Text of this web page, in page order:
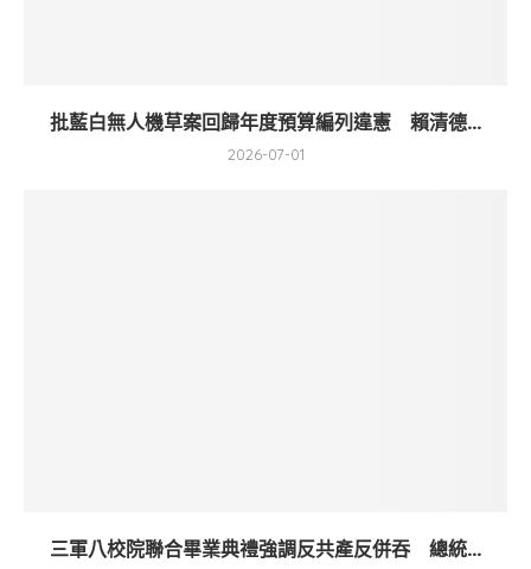
批藍白無人機草案回歸年度預算編列違憲 賴清德...
2026-07-01
三軍八校院聯合畢業典禮強調反共產反併吞 總統...